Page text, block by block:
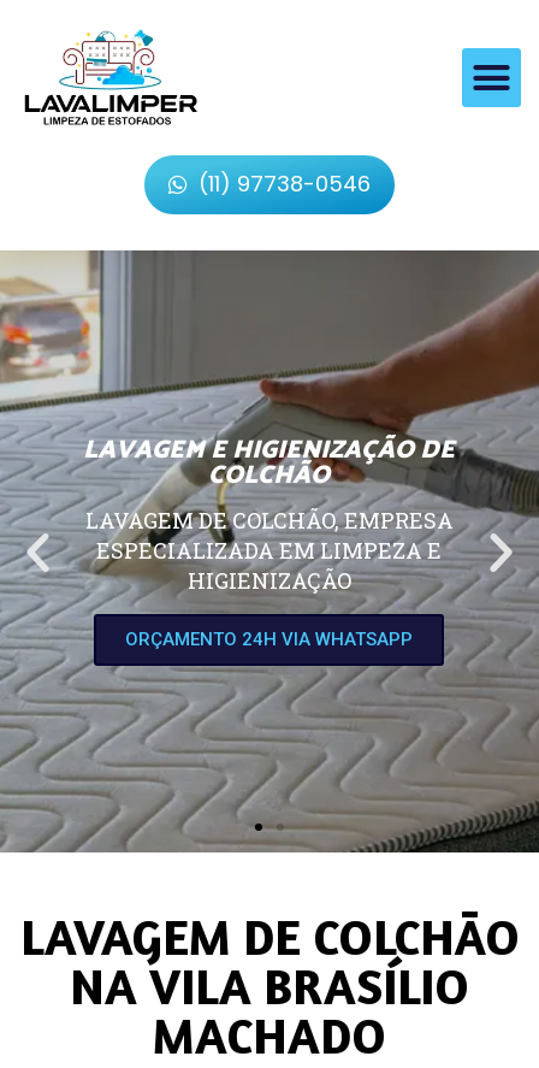
(11) 97738-0546
LAVAGEM E HIGIENIZAÇÃO DE
COLCHÃO
LAVAGEM DE COLCHÃO, EMPRESA
ESPECIALIZADA EM LIMPEZA E
HIGIENIZAÇÃO
ORÇAMENTO 24H VIA WHATSAPP
LAVAGEM DE COLCHÃO
NA VILA BRASÍLIO
MACHADO